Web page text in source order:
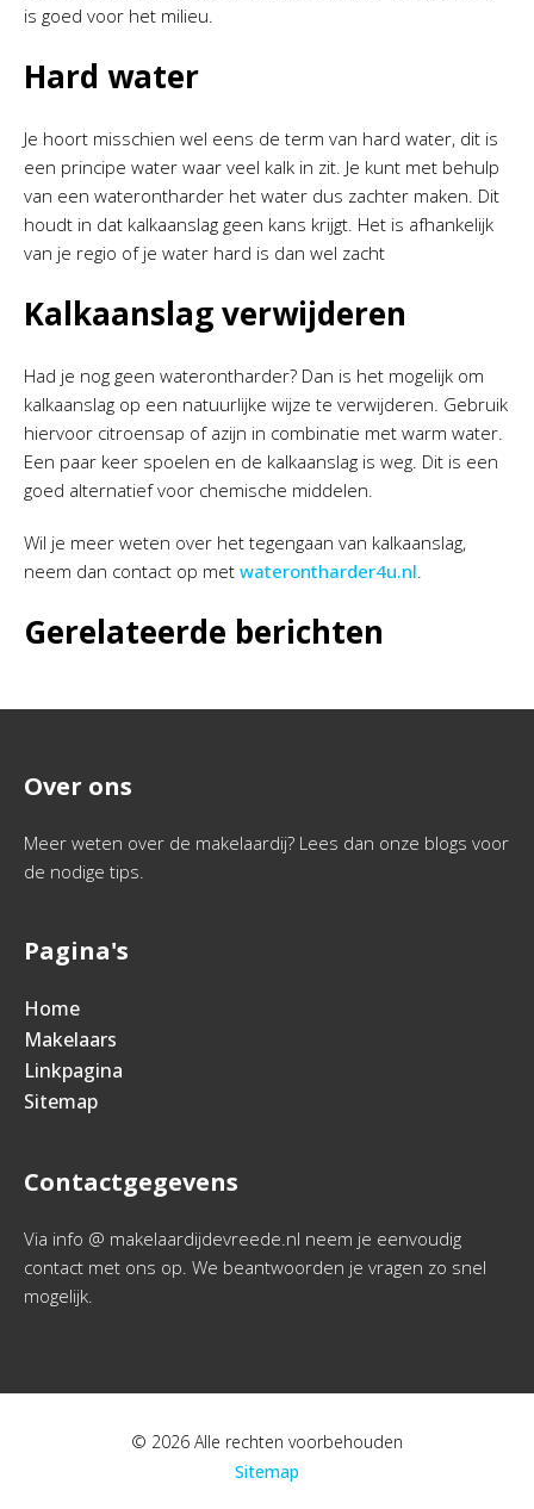
is goed voor het milieu.
Hard water
Je hoort misschien wel eens de term van hard water, dit is
een principe water waar veel kalk in zit. Je kunt met behulp
van een waterontharder het water dus zachter maken. Dit
houdt in dat kalkaanslag geen kans krijgt. Het is afhankelijk
van je regio of je water hard is dan wel zacht
Kalkaanslag verwijderen
Had je nog geen waterontharder? Dan is het mogelijk om
kalkaanslag op een natuurlijke wijze te verwijderen. Gebruik
hiervoor citroensap of azijn in combinatie met warm water.
Een paar keer spoelen en de kalkaanslag is weg. Dit is een
goed alternatief voor chemische middelen.
Wil je meer weten over het tegengaan van kalkaanslag,
neem dan contact op met waterontharder4u.nl.
Gerelateerde berichten
Over ons
Meer weten over de makelaardij? Lees dan onze blogs voor
de nodige tips.
Pagina's
Home
Makelaars
Linkpagina
Sitemap
Contactgegevens
Via info @ makelaardijdevreede.nl neem je eenvoudig
contact met ons op. We beantwoorden je vragen zo snel
mogelijk.
© 2026 Alle rechten voorbehouden
Sitemap